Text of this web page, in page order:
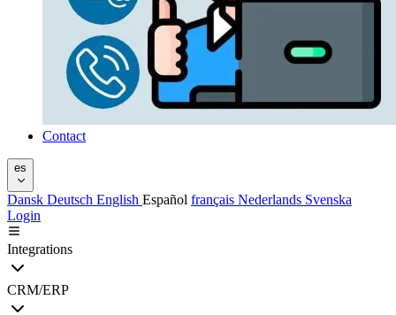
Contact
es
Dansk Deutsch English Español français Nederlands Svenska
Login
Integrations
CRM/ERP